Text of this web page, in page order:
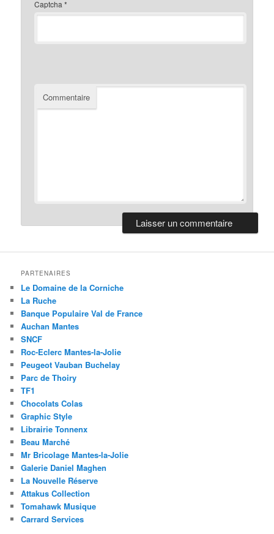
Captcha *
Commentaire
PARTENAIRES
Le Domaine de la Corniche
La Ruche
Banque Populaire Val de France
Auchan Mantes
SNCF
Roc-Eclerc Mantes-la-Jolie
Peugeot Vauban Buchelay
Parc de Thoiry
TF1
Chocolats Colas
Graphic Style
Librairie Tonnenx
Beau Marché
Mr Bricolage Mantes-la-Jolie
Galerie Daniel Maghen
La Nouvelle Réserve
Attakus Collection
Tomahawk Musique
Carrard Services